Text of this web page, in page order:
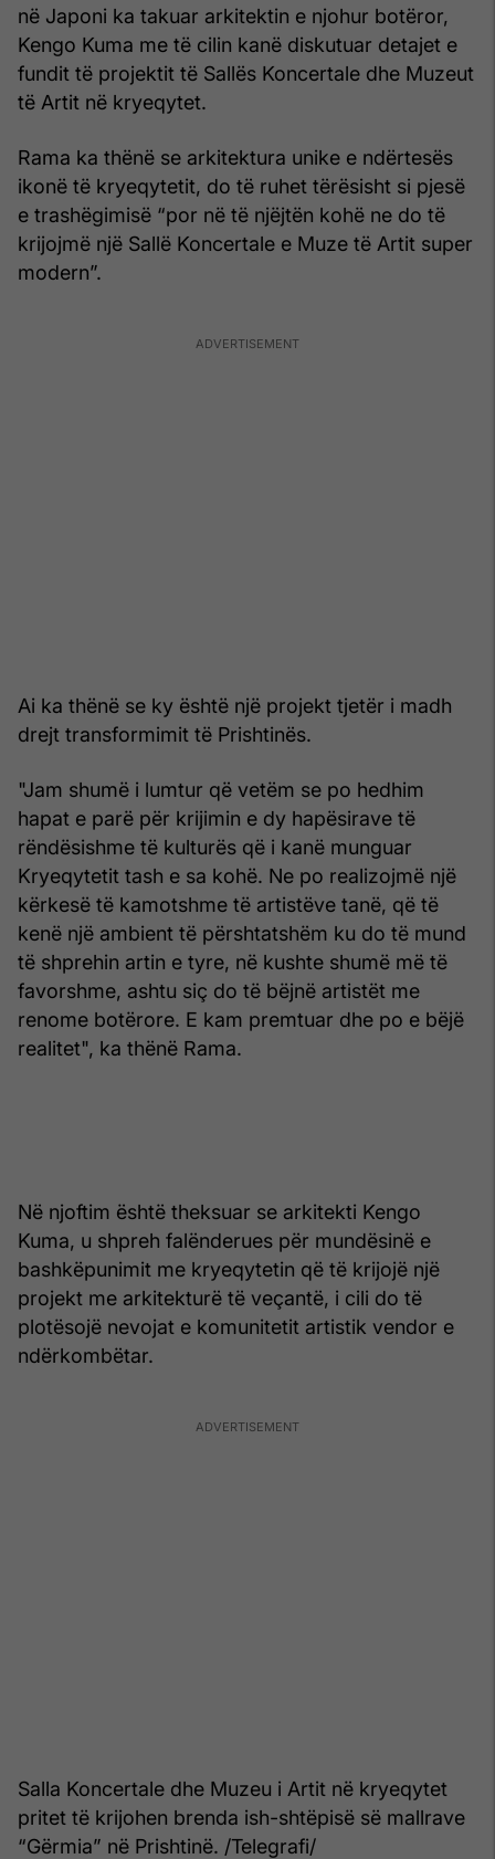
në Japoni ka takuar arkitektin e njohur botëror,
Kengo Kuma me të cilin kanë diskutuar detajet e
fundit të projektit të Sallës Koncertale dhe Muzeut
të Artit në kryeqytet.
Rama ka thënë se arkitektura unike e ndërtesës
ikonë të kryeqytetit, do të ruhet tërësisht si pjesë
e trashëgimisë “por në të njëjtën kohë ne do të
krijojmë një Sallë Koncertale e Muze të Artit super
modern”.
Ai ka thënë se ky është një projekt tjetër i madh
drejt transformimit të Prishtinës.
"Jam shumë i lumtur që vetëm se po hedhim
hapat e parë për krijimin e dy hapësirave të
rëndësishme të kulturës që i kanë munguar
Kryeqytetit tash e sa kohë. Ne po realizojmë një
kërkesë të kamotshme të artistëve tanë, që të
kenë një ambient të përshtatshëm ku do të mund
të shprehin artin e tyre, në kushte shumë më të
favorshme, ashtu siç do të bëjnë artistët me
renome botërore. E kam premtuar dhe po e bëjë
realitet", ka thënë Rama.
Në njoftim është theksuar se arkitekti Kengo
Kuma, u shpreh falënderues për mundësinë e
bashkëpunimit me kryeqytetin që të krijojë një
projekt me arkitekturë të veçantë, i cili do të
plotësojë nevojat e komunitetit artistik vendor e
ndërkombëtar.
Salla Koncertale dhe Muzeu i Artit në kryeqytet
pritet të krijohen brenda ish-shtëpisë së mallrave
“Gërmia” në Prishtinë. /Telegrafi/